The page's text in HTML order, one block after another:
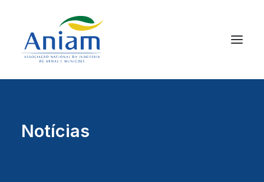
Notícias